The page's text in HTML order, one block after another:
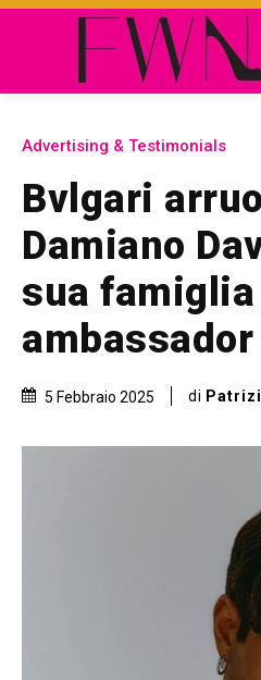
Advertising & Testimonials
Bvlgari
Damiano
sua famiglia
ambassador
5 Febbraio 2025 di